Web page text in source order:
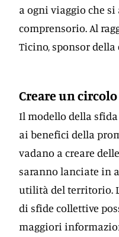
a ogni viaggio che
comprensorio. Al
Ticino, sponsor della
Creare un
Il modello della
ai benefici della
vadano a creare
saranno lanciate in
utilità del territorio.
di sfide collettive
maggiori